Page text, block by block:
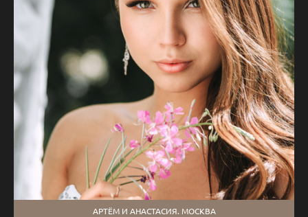
АРТЁМ И АНАСТАСИЯ. МОСКВА